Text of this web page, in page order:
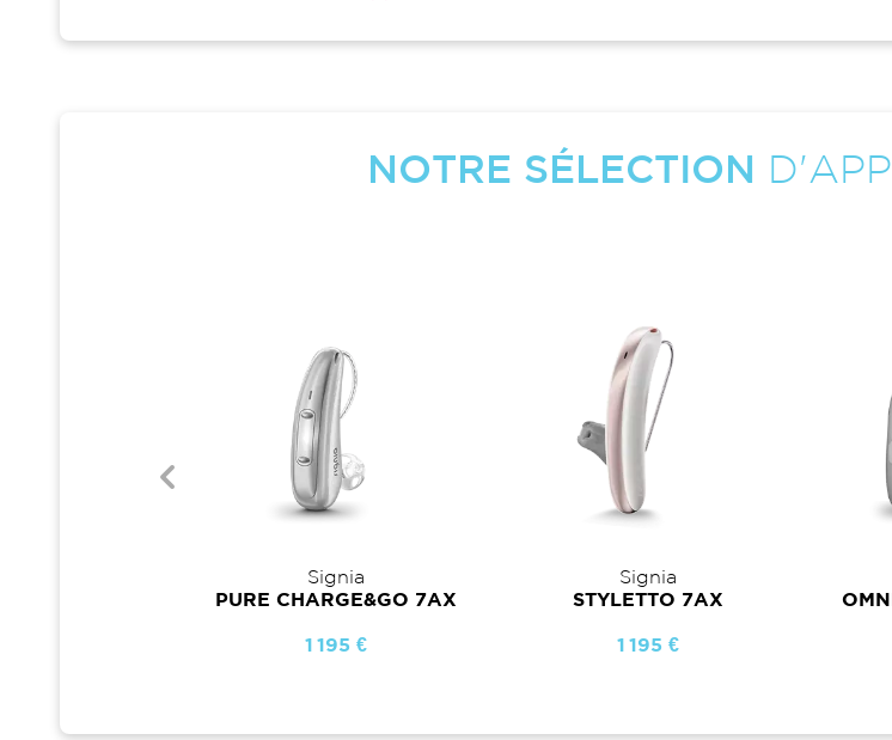
NOTRE SÉLECTION
Signia
PURE CHARGE&GO 7AX
1 195 €
Signia
STYLETTO 7AX
1 195 €